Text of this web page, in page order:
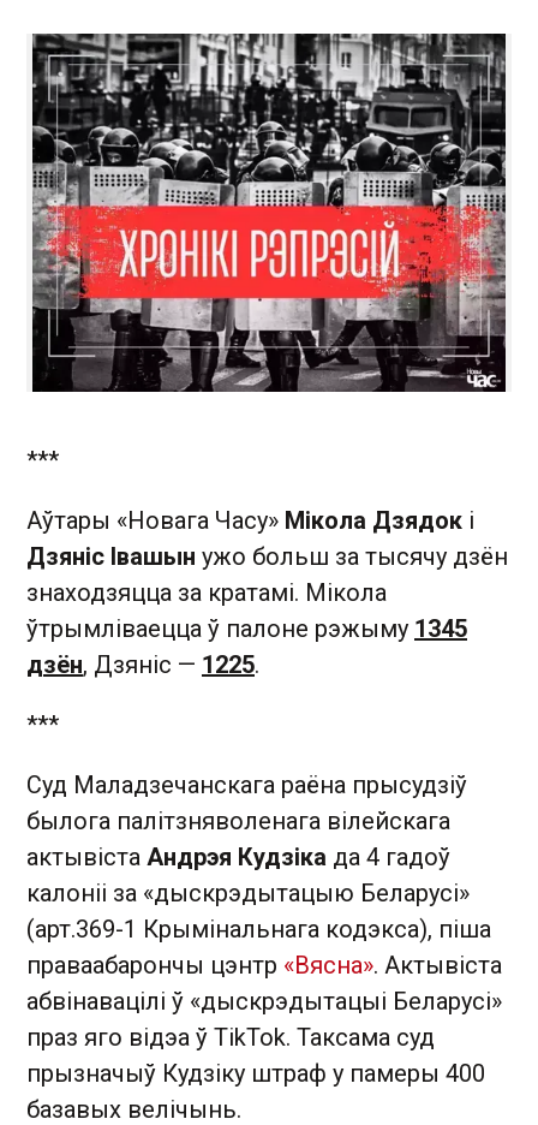
***
Аўтары «Новага Часу» Мікола Дзядок і
Дзяніс Івашын ужо больш за тысячу дзён
знаходзяцца за кратамі. Мікола
ўтрымліваецца ў палоне рэжыму 1345
дзён, Дзяніс — 1225.
***
Суд Маладзечанскага раёна прысудзіў
былога палітзняволенага вілейскага
актывіста Андрэя Кудзіка да 4 гадоў
калоніі за «дыскрэдытацыю Беларусі»
(арт.369-1 Крымінальнага кодэкса), піша
праваабарончы цэнтр «Вясна». Актывіста
абвінавацілі ў «дыскрэдытацыі Беларусі»
праз яго відэа ў TikTok. Таксама суд
прызначыў Кудзіку штраф у памеры 400
базавых велічынь.